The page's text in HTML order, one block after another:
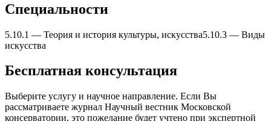
Специальности
5.10.1 — Теория и история культуры, искусства5.10.3 — Виды
искусства
Бесплатная консультация
Выберите услугу и научное направление. Если Вы
рассматриваете журнал Научный вестник Московской
консерватории, это пожелание будет учтено при экспертной